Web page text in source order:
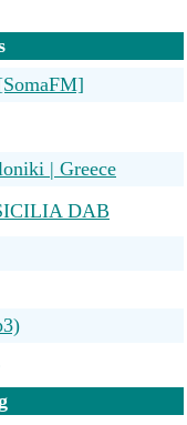
| Greece
DAB